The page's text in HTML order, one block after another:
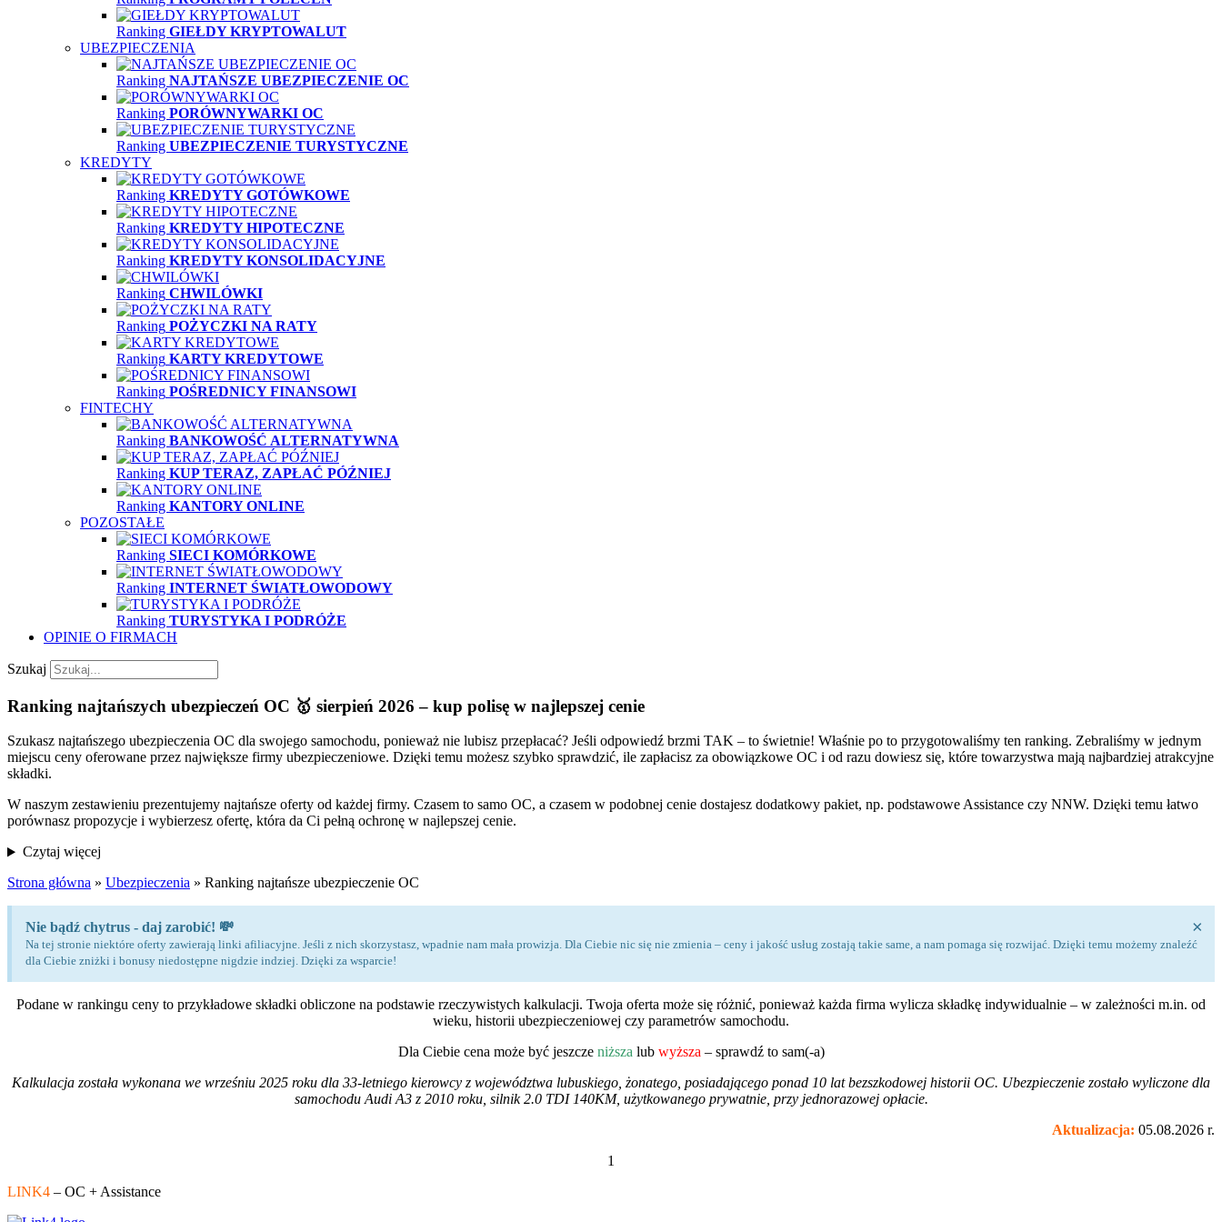
Ranking GIEŁDY KRYPTOWALUT
UBEZPIECZENIA
Ranking NAJTAŃSZE UBEZPIECZENIE OC
Ranking PORÓWNYWARKI OC
Ranking UBEZPIECZENIE TURYSTYCZNE
KREDYTY
Ranking KREDYTY GOTÓWKOWE
Ranking KREDYTY HIPOTECZNE
Ranking KREDYTY KONSOLIDACYJNE
Ranking CHWILÓWKI
Ranking POŻYCZKI NA RATY
Ranking KARTY KREDYTOWE
Ranking POŚREDNICY FINANSOWI
FINTECHY
Ranking BANKOWOŚĆ ALTERNATYWNA
Ranking KUP TERAZ, ZAPŁAĆ PÓŹNIEJ
Ranking KANTORY ONLINE
POZOSTAŁE
Ranking SIECI KOMÓRKOWE
Ranking INTERNET ŚWIATŁOWODOWY
Ranking TURYSTYKA I PODRÓŻE
OPINIE O FIRMACH
Szukaj
Ranking najtańszych ubezpieczeń OC 🥇 sierpień 2026 – kup polisę w najlepszej cenie
Szukasz najtańszego ubezpieczenia OC dla swojego samochodu, ponieważ nie lubisz przepłacać? Jeśli odpowiedź brzmi TAK – to świetnie! Właśnie po to przygotowaliśmy ten ranking. Zebraliśmy w jednym
miejscu ceny oferowane przez największe firmy ubezpieczeniowe. Dzięki temu możesz szybko sprawdzić, ile zapłacisz za obowiązkowe OC i od razu dowiesz się, które towarzystwa mają najbardziej atrakcyjne
składki.
W naszym zestawieniu prezentujemy najtańsze oferty od każdej firmy. Czasem to samo OC, a czasem w podobnej cenie dostajesz dodatkowy pakiet, np. podstawowe Assistance czy NNW. Dzięki temu łatwo
porównasz propozycje i wybierzesz ofertę, która da Ci pełną ochronę w najlepszej cenie.
Czytaj więcej
Strona główna » Ubezpieczenia » Ranking najtańsze ubezpieczenie OC
Nie bądź chytrus - daj zarobić! 💸
Na tej stronie niektóre oferty zawierają linki afiliacyjne. Jeśli z nich skorzystasz, wpadnie nam mała prowizja. Dla Ciebie nic się nie zmienia – ceny i jakość usług zostają takie same, a nam pomaga się rozwijać. Dzięki temu możemy znaleźć
dla Ciebie zniżki i bonusy niedostępne nigdzie indziej. Dzięki za wsparcie!
×
Podane w rankingu ceny to przykładowe składki obliczone na podstawie rzeczywistych kalkulacji. Twoja oferta może się różnić, ponieważ każda firma wylicza składkę indywidualnie – w zależności m.in. od
wieku, historii ubezpieczeniowej czy parametrów samochodu.
Dla Ciebie cena może być jeszcze niższalub wyższa– sprawdź to sam(-a)
Kalkulacja została wykonana we wrześniu 2025 roku dla 33-letniego kierowcy z województwa lubuskiego, żonatego, posiadającego ponad 10 lat bezszkodowej historii OC. Ubezpieczenie zostało wyliczone dla
samochodu Audi A3 z 2010 roku, silnik 2.0 TDI 140KM, użytkowanego prywatnie, przy jednorazowej opłacie.
Aktualizacja: 05.08.2026 r.
1
LINK4 – OC + Assistance